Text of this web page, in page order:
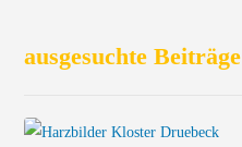
ausgesuchte Beiträge